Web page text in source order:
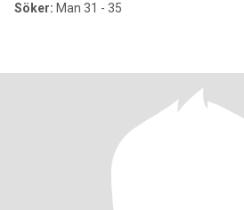
Söker: Man 31 - 35